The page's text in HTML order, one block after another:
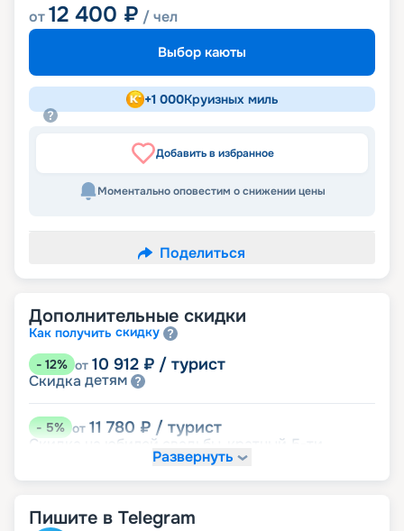
от12 400 ₽ / чел
Выбор каюты
+1 000Круизных миль
Добавить в избранное
Моментально оповестим о снижении цены
Поделиться
Дополнительные скидки
Как получить скидку
- 12% от 10 912 ₽ / турист
Скидка детям
-5% от 11 780 ₽ / турист
Скидка на юбилей свадьбы, кратный 5-ти
Развернуть
Пишите в Telegram